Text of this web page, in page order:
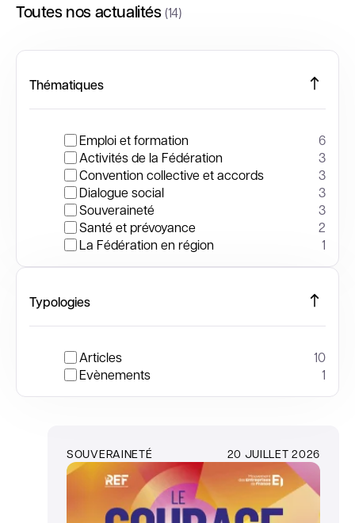
Toutes nos actualités(14)
Thématiques
Emploi et formation
6
Activités de la Fédération
3
Convention collective et accords
3
Dialogue social
3
Souveraineté
3
Santé et prévoyance
2
La Fédération en région
1
Typologies
Articles
10
Evènements
1
SOUVERAINETÉ 20 JUILLET 2026